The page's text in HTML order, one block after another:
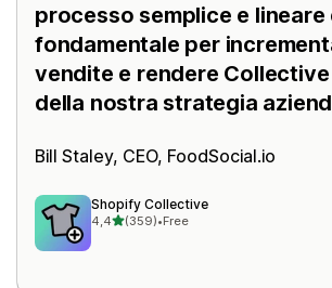
processo semplice e lineare
fondamentale per
vendite e rendere
della nostra strategia
Bill Staley, CEO, FoodSocial.io
Shopify Collective
4,4stelle su 5
(359)
359 recensioni totali
•Free